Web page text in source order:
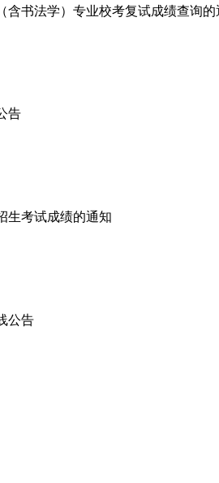
含书法学）专业校考复试成绩查询的
告
生考试成绩的通知
公告